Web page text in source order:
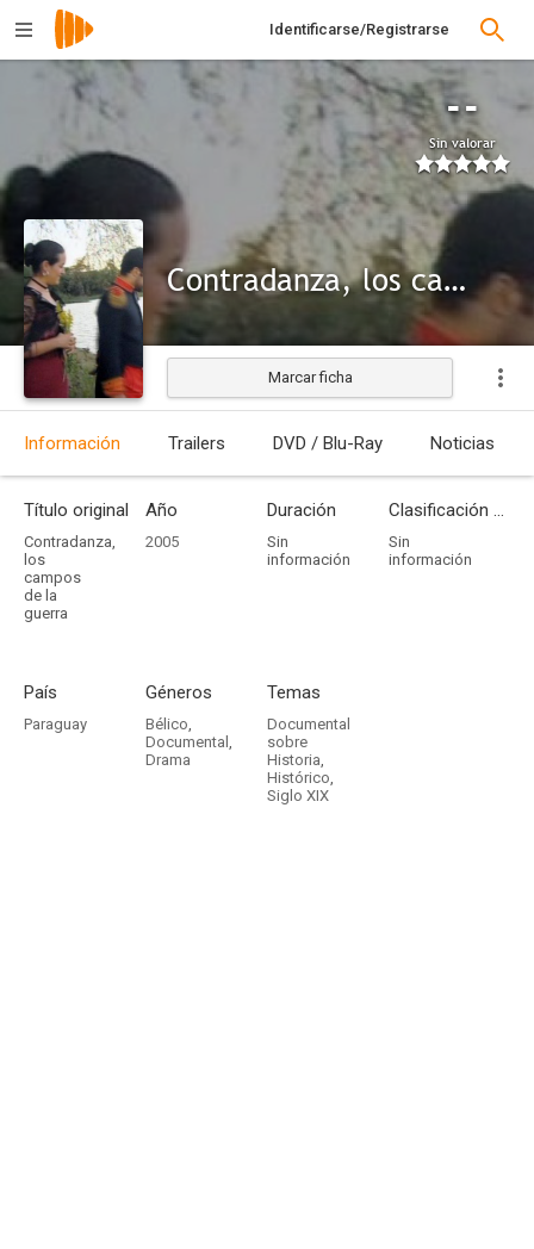
Identificarse/Registrarse
--
Sin valorar
Contradanza, los campos de la guerra
Marcar ficha
Información Trailers DVD / Blu-Ray Noticias
Título original
Contradanza,
los
campos
de la
guerra
Año
2005
Duración
Sin
información
Clasificación por edades
Sin
información
País
Paraguay
Géneros
Bélico,
Documental ,
Drama
Temas
Documental
sobre
Historia,
Histórico,
Siglo XIX